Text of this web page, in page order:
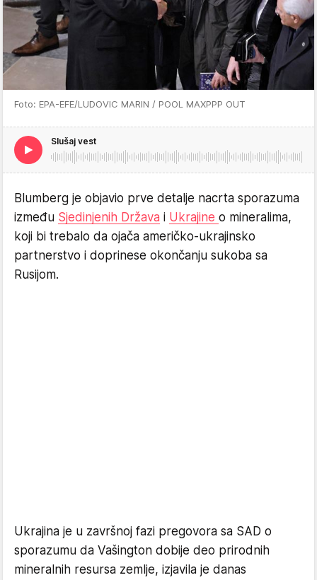
Foto: EPA-EFE/LUDOVIC MARIN / POOL MAXPPP OUT
Slušaj vest
Blumberg je objavio prve detalje nacrta sporazuma
između Sjedinjenih Država i Ukrajine o mineralima,
koji bi trebalo da ojača američko-ukrajinsko
partnerstvo i doprinese okončanju sukoba sa
Rusijom.
Ukrajina je u završnoj fazi pregovora sa SAD o
sporazumu da Vašington dobije deo prirodnih
mineralnih resursa zemlje, izjavila je danas